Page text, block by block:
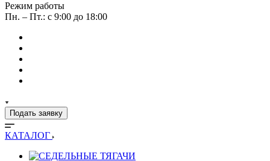
Режим работы
Пн. – Пт.: с 9:00 до 18:00
Подать заявку
КАТАЛОГ